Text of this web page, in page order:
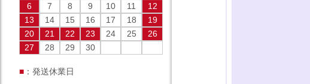
6
7 8 9 10 11
12
13
14 15 16 17 18
19
20
21 22 23 24 25
26
27
28 29 30
■ ：発送休業日